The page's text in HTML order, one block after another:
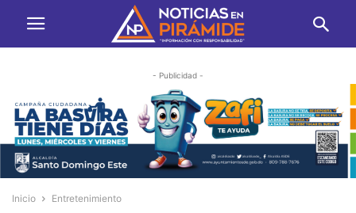
- Publicidad -
Inicio Entretenimiento